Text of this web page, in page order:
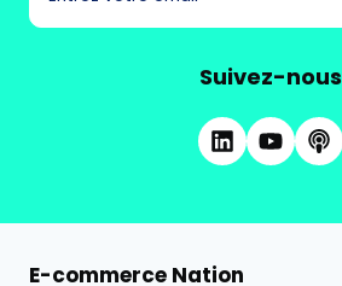
Suivez-nous
E-commerce Nation